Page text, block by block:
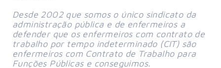
Desde 2002 que somos o único sindicato da
administração pública e de enfermeiros a
defender que os enfermeiros com contrato de
trabalho por tempo indeterminado (CIT) são
enfermeiros com Contrato de Trabalho para
Funções Públicas e conseguimos.